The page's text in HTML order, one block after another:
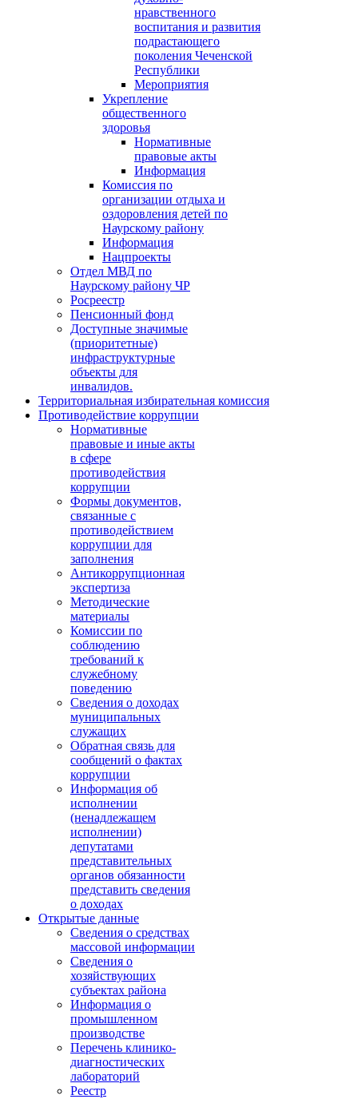
нравственного
воспитания и развития
подрастающего
поколения Чеченской
Республики
Мероприятия
Укрепление
общественного
здоровья
Нормативные
правовые акты
Информация
Комиссия по
организации отдыха и
оздоровления детей по
Наурскому району
Информация
Нацпроекты
Отдел МВД по
Наурскому району ЧР
Росреестр
Пенсионный фонд
Доступные значимые
(приоритетные)
инфраструктурные
объекты для
инвалидов.
Территориальная избирательная комиссия
Противодействие коррупции
Нормативные
правовые и иные акты
в сфере
противодействия
коррупции
Формы документов,
связанные с
противодействием
коррупции для
заполнения
Антикоррупционная
экспертиза
Методические
материалы
Комиссии по
соблюдению
требований к
служебному
поведению
Сведения о доходах
муниципальных
служащих
Обратная связь для
сообщений о фактах
коррупции
Информация об
исполнении
(ненадлежащем
исполнении)
депутатами
представительных
органов обязанности
представить сведения
о доходах
Открытые данные
Сведения о средствах
массовой информации
Сведения о
хозяйствующих
субъектах района
Информация о
промышленном
производстве
Перечень клинико-
диагностических
лабораторий
Реестр